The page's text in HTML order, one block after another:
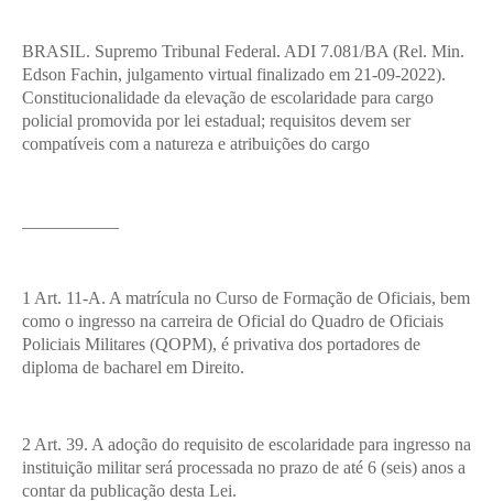
BRASIL. Supremo Tribunal Federal. ADI 7.081/BA (Rel. Min.
Edson Fachin, julgamento virtual finalizado em 21-09-2022).
Constitucionalidade da elevação de escolaridade para cargo
policial promovida por lei estadual; requisitos devem ser
compatíveis com a natureza e atribuições do cargo
1 Art. 11-A. A matrícula no Curso de Formação de Oficiais, bem
como o ingresso na carreira de Oficial do Quadro de Oficiais
Policiais Militares (QOPM), é privativa dos portadores de
diploma de bacharel em Direito.
2 Art. 39. A adoção do requisito de escolaridade para ingresso na
instituição militar será processada no prazo de até 6 (seis) anos a
contar da publicação desta Lei.